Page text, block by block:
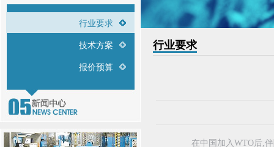
行业要求
技术方案
报价预算
行业要求
在中国加入WTO后,伴